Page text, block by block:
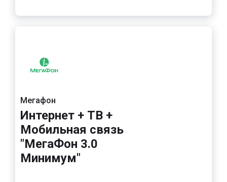
Мегафон
Интернет + ТВ +
Мобильная связь
"МегаФон 3.0
Минимум"